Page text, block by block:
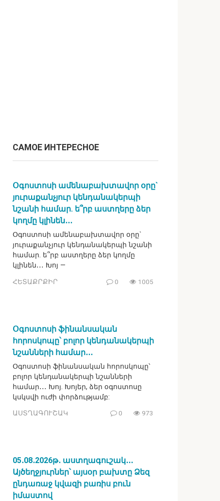
САМОЕ ИНТЕРЕСНОЕ
Օգոստոսի ամենաբախտավոր օրը`
յուրաքանչյուր կենդանակերպի
նշանի համար. ե՞րբ աստղերը ձեր
կողմը կլինեն․․․
Օգոստոսի ամենաբախտավոր օրը`
յուրաքանչյուր կենդանակերպի նշանի
համար. ե՞րբ աստղերը ձեր կողմը
կլինեն․․․ Խոյ —
ՀԵՏԱՔՐՔԻՐ 0 1005
Օգոստոսի ֆինանսական
հորոսկոպը՝ բոլոր կենդանակերպի
նշանների համար․․․
Օգոստոսի ֆինանսական հորոսկոպը՝
բոլոր կենդանակերպի նշանների
համար․․․ Խոյ. Խոյեր, ձեր օգոստոսը
կսկսվի ուժի փորձությամբ:
ԱՍՏՂԱԳՈՒՇԱԿ 0 973
05․08․2026թ․ աստղագուշակ․․․
Այծեղջյուրներ՝ այսօր բախտը Ձեզ
ընդառաջ կվազի բառիս բուն
իմաստով